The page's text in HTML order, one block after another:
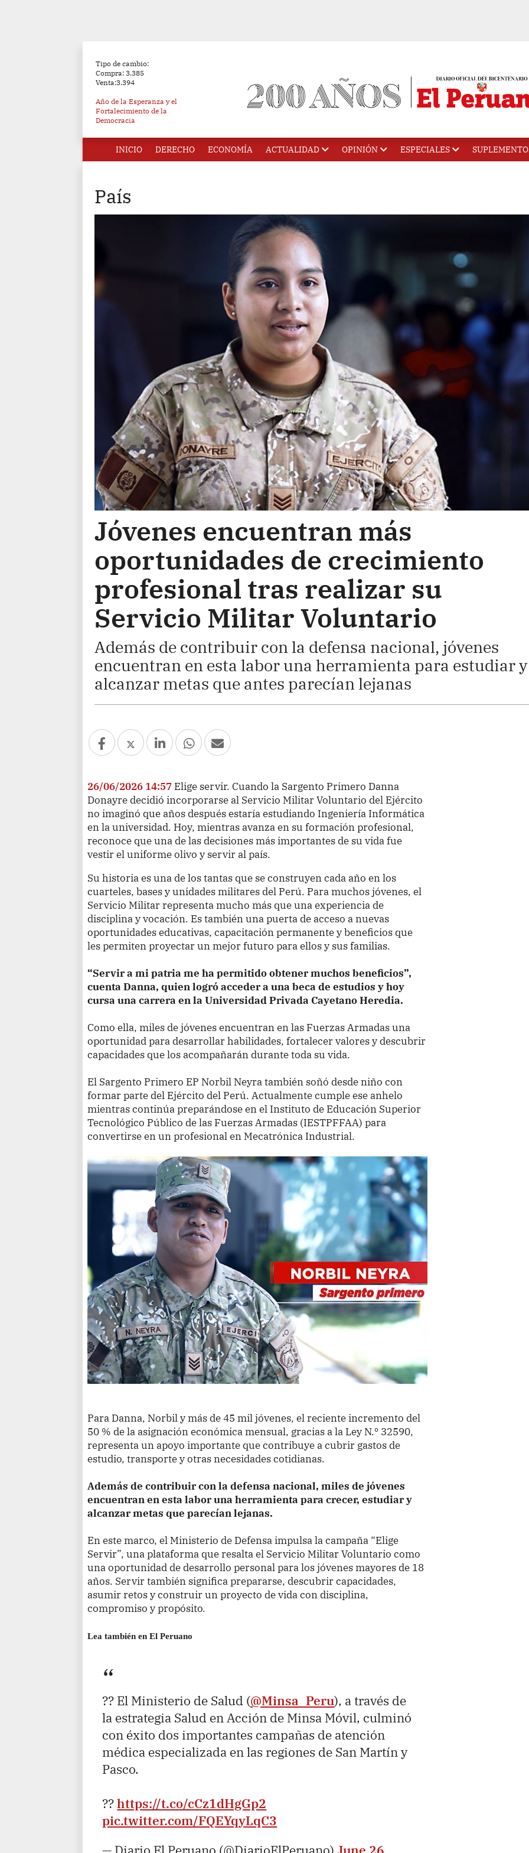
Tipo de cambio:
Compra: 3.385
Venta:3.394
Año de la Esperanza y el
Fortalecimiento de la
Democracia
INICIO DERECHO ECONOMÍA ACTUALIDAD OPINIÓN ESPECIALES
País
Jóvenes encuentran más
oportunidades de crecimiento
profesional tras realizar su
Servicio Militar Voluntario
Además de contribuir con la defensa nacional, jóvenes
encuentran en esta labor una herramienta para estudiar y
alcanzar metas que antes parecían lejanas
26/06/2026 14:57 Elige servir. Cuando la Sargento Primero Danna
Donayre decidió incorporarse al Servicio Militar Voluntario del Ejército
no imaginó que años después estaría estudiando Ingeniería Informática
en la universidad. Hoy, mientras avanza en su formación profesional,
reconoce que una de las decisiones más importantes de su vida fue
vestir el uniforme olivo y servir al país.
Su historia es una de los tantas que se construyen cada año en los
cuarteles, bases y unidades militares del Perú. Para muchos jóvenes, el
Servicio Militar representa mucho más que una experiencia de
disciplina y vocación. Es también una puerta de acceso a nuevas
oportunidades educativas, capacitación permanente y beneficios que
les permiten proyectar un mejor futuro para ellos y sus familias.
“Servir a mi patria me ha permitido obtener muchos beneficios”,
cuenta Danna, quien logró acceder a una beca de estudios y hoy
cursa una carrera en la Universidad Privada Cayetano Heredia.
Como ella, miles de jóvenes encuentran en las Fuerzas Armadas una
oportunidad para desarrollar habilidades, fortalecer valores y descubrir
capacidades que los acompañarán durante toda su vida.
El Sargento Primero EP Norbil Neyra también soñó desde niño con
formar parte del Ejército del Perú. Actualmente cumple ese anhelo
mientras continúa preparándose en el Instituto de Educación Superior
Tecnológico Público de las Fuerzas Armadas (IESTPFFAA) para
convertirse en un profesional en Mecatrónica Industrial.
Para Danna, Norbil y más de 45 mil jóvenes, el reciente incremento del
50 % de la asignación económica mensual, gracias a la Ley N.º 32590,
representa un apoyo importante que contribuye a cubrir gastos de
estudio, transporte y otras necesidades cotidianas.
Además de contribuir con la defensa nacional, miles de jóvenes
encuentran en esta labor una herramienta para crecer, estudiar y
alcanzar metas que parecían lejanas.
En este marco, el Ministerio de Defensa impulsa la campaña “Elige
Servir”, una plataforma que resalta el Servicio Militar Voluntario como
una oportunidad de desarrollo personal para los jóvenes mayores de 18
años. Servir también significa prepararse, descubrir capacidades,
asumir retos y construir un proyecto de vida con disciplina,
compromiso y propósito.
Lea también en El Peruano
?? El Ministerio de Salud (@Minsa_Peru), a través de
la estrategia Salud en Acción de Minsa Móvil, culminó
con éxito dos importantes campañas de atención
médica especializada en las regiones de San Martín y
Pasco.
??https://t.co/cCz1dHgGp2
pic.twitter.com/FQEYqyLqC3